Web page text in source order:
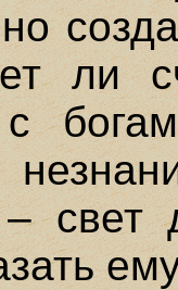
ли
–